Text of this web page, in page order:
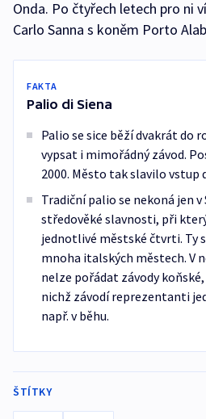
Onda. Po čtyřech letech pro ni
Carlo Sanna s koněm Porto
FAKTA
Palio di Siena
Palio se sice běží dvakrát do
vypsat i mimořádný závod.
2000. Město tak slavilo
Tradiční palio se nekoná jen v
středověké slavnosti, při
jednotlivé městské čtvrti. Ty
mnoha italských městech. V
nelze pořádat závody
nichž závodí reprezentanti
např. v běhu.
ŠTÍTKY